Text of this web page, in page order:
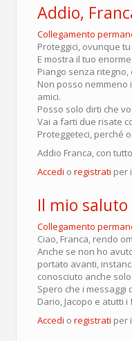
Addio,
Collegamento
Proteggici, ovunque tu
E mostra il tuo
Piango senza
Non posso nemmeno
amici.
Posso solo dirti che
Vai a farti due risate
Proteggeteci, perché
Addio Franca, con
Accedi o registrati per
Il mio saluto
Collegamento
Ciao, Franca, rendo
Anche se non ho
portato avanti,
conosciuto anche
Spero che i
Dario, Jacopo e atutti
Accedi o registrati per